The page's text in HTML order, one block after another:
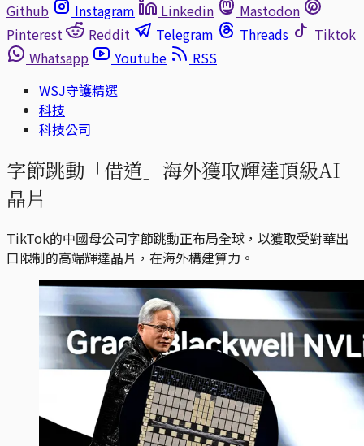
Github
Instagram Linkedin
Mastodon
Pinterest
Reddit Telegram Threads
Tiktok
Whatsapp
Youtube
RSS
WSJ守護精選
科技
科技公司
字節跳動「借道」海外獲取輝達頂級AI
晶片
TikTok的中國母公司字節跳動正布局全球，以獲取受對華出
口限制的高端輝達晶片，在海外構建算力。